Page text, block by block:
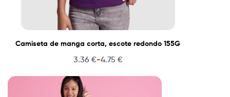
Camiseta de manga corta, escote redondo 155G
3.36 €-4.75 €